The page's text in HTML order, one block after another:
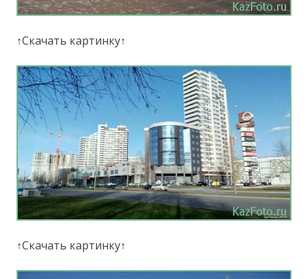
↑Скачать картинку↑
↑Скачать картинку↑